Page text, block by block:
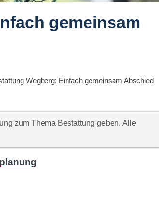
gemeinsam
Wegberg: Einfach gemeinsam Abschied
zum Thema Bestattung geben. Alle